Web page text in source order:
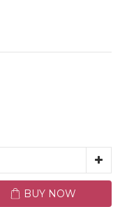
BUY NOW